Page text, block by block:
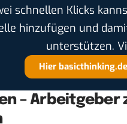
schnellen Klicks
hinzufügen und
unterstützen.
Hier
–